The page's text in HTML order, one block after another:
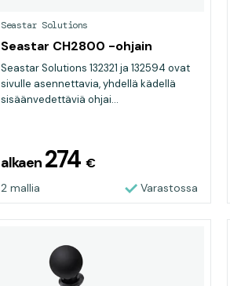
Seastar Solutions
Seastar CH2800 -ohjain
Seastar Solutions 132321 ja 132594 ovat
sivulle asennettavia, yhdellä kädellä
sisäänvedettäviä ohjai...
alkaen 274 €
2 mallia Varastossa